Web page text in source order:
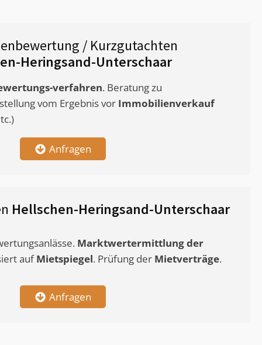
/ Kurzgutachten
Heringsand-Unterschaar
verfahren. Beratung zu
vom Ergebnis vor Immobilienverkauf
Anfragen
Hellschen-Heringsand-Unterschaar
Marktwertermittlungder
aufMietspiegel. Prüfung der Mietverträge.
Anfragen